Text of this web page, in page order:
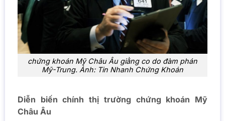
chứng khoán Mỹ Châu Âu giằng co do đàm phán
Mỹ-Trung. Ảnh: Tin Nhanh Chứng Khoán
Diễn biến chính thị trường chứng khoán Mỹ
Châu Âu